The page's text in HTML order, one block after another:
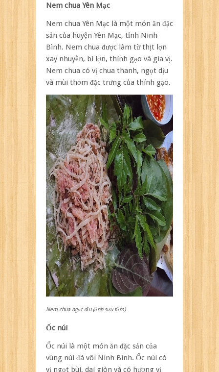
Nem chua Yên Mạc
Nem chua Yên Mạc là một món ăn đặc
sản của huyện Yên Mạc, tỉnh Ninh
Bình. Nem chua được làm từ thịt lợn
xay nhuyễn, bì lợn, thính gạo và gia vị.
Nem chua có vị chua thanh, ngọt dịu
và mùi thơm đặc trưng của thính gạo.
Nem chua ngọt dịu (ảnh sưu tầm)
Ốc núi
Ốc núi là một món ăn đặc sản của
vùng núi đá vôi Ninh Bình. Ốc núi có
vị ngọt bùi, dai giòn và có hương vị